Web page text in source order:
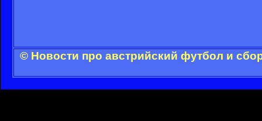
© Новости про австрийский футбол и